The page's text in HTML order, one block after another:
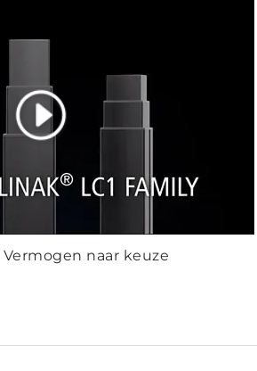
Vermogen naar keuze